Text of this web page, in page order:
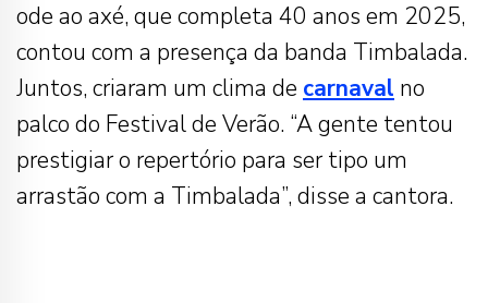
ode ao axé, que completa 40 anos em 2025,
contou com a presença da banda Timbalada.
Juntos, criaram um clima de carnaval no
palco do Festival de Verão. “A gente tentou
prestigiar o repertório para ser tipo um
arrastão com a Timbalada”, disse a cantora.